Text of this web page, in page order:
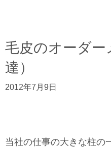
毛皮のオーダー
達）
2012年7月9日
当社の仕事の大きな柱の